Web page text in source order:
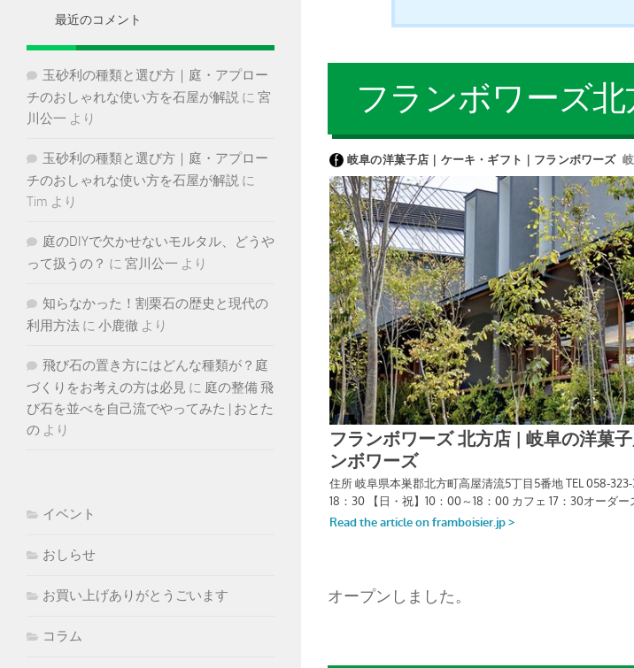
フランボワーズ
オープンしました。
最近のコメント
玉砂利の種類と選び方｜庭・アプロー
チのおしゃれな使い方を石屋が解説 に 宮
川公一 より
玉砂利の種類と選び方｜庭・アプロー
チのおしゃれな使い方を石屋が解説 に
Tim より
庭のDIYで欠かせないモルタル、どうや
って扱うの？ に 宮川公一 より
知らなかった！割栗石の歴史と現代の
利用方法 に 小鹿徹 より
飛び石の置き方にはどんな種類が？庭
づくりをお考えの方は必見 に 庭の整備 飛
び石を並べを自己流でやってみた | おとた
の より
イベント
おしらせ
お買い上げありがとうごいます
コラム